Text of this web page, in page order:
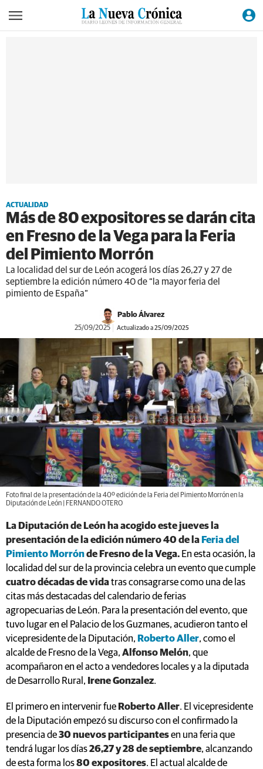
ACTUALIDAD
Más de 80 expositores se darán cita
en Fresno de la Vega para la Feria
del Pimiento Morrón
La localidad del sur de León acogerá los días 26,27 y 27 de
septiembre la edición número 40 de “la mayor feria del
pimiento de España”
Pablo Álvarez
25/09/2025 Actualizado a 25/09/2025
Foto final de la presentación de la 40º edición de la Feria del Pimiento Morrón en la
Diputación de León | FERNANDO OTERO
La Diputación de León ha acogido este jueves la
presentación de la edición número 40 de la Feria del
Pimiento Morrónde Fresno de la Vega. En esta ocasión, la
localidad del sur de la provincia celebra un evento que cumple
cuatro décadas de vidatras consagrarse como una de las
citas más destacadas del calendario de ferias
agropecuarias de León. Para la presentación del evento, que
tuvo lugar en el Palacio de los Guzmanes, acudieron tanto el
vicepresidente de la Diputación, Roberto Aller, como el
alcalde de Fresno de la Vega, Alfonso Melón, que
acompañaron en el acto a vendedores locales y a la diputada
de Desarrollo Rural, Irene Gonzalez.
El primero en intervenir fue Roberto Aller. El vicepresidente
de la Diputación empezó su discurso con el confirmado la
presencia de30 nuevos participantesen una feria que
tendrá lugar los días26,27 y 28 de septiembre, alcanzando
de esta forma los80 expositores. El actual alcalde de